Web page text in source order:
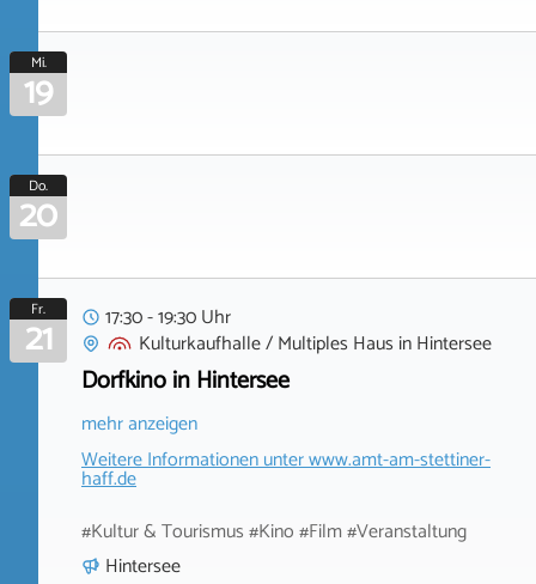
Mi.
19
Do.
20
Fr.
21
17:30 - 19:30 Uhr
Kulturkaufhalle / Multiples Haus inHintersee
Dorfkino in Hintersee
mehr anzeigen
Weitere Informationen unterwww.amt-am-stettiner-
haff.de
#Kultur & Tourismus #Kino #Film #Veranstaltung
Hintersee